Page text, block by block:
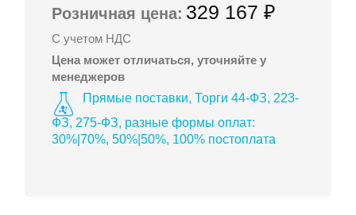
Розничная цена: 329 167 ₽
С учетом НДС
Цена может отличаться, уточняйте у
менеджеров
Прямые поставки, Торги 44-ФЗ, 223-
ФЗ, 275-ФЗ, разные формы оплат:
30%|70%, 50%|50%, 100% постоплата